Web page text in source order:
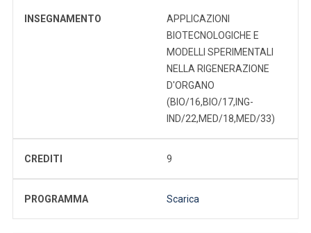
INSEGNAMENTO
APPLICAZIONI
BIOTECNOLOGICHE E
MODELLI SPERIMENTALI
NELLA RIGENERAZIONE
D'ORGANO
(BIO/16,BIO/17,ING-
IND/22,MED/18,MED/33)
CREDITI 9
PROGRAMMA Scarica